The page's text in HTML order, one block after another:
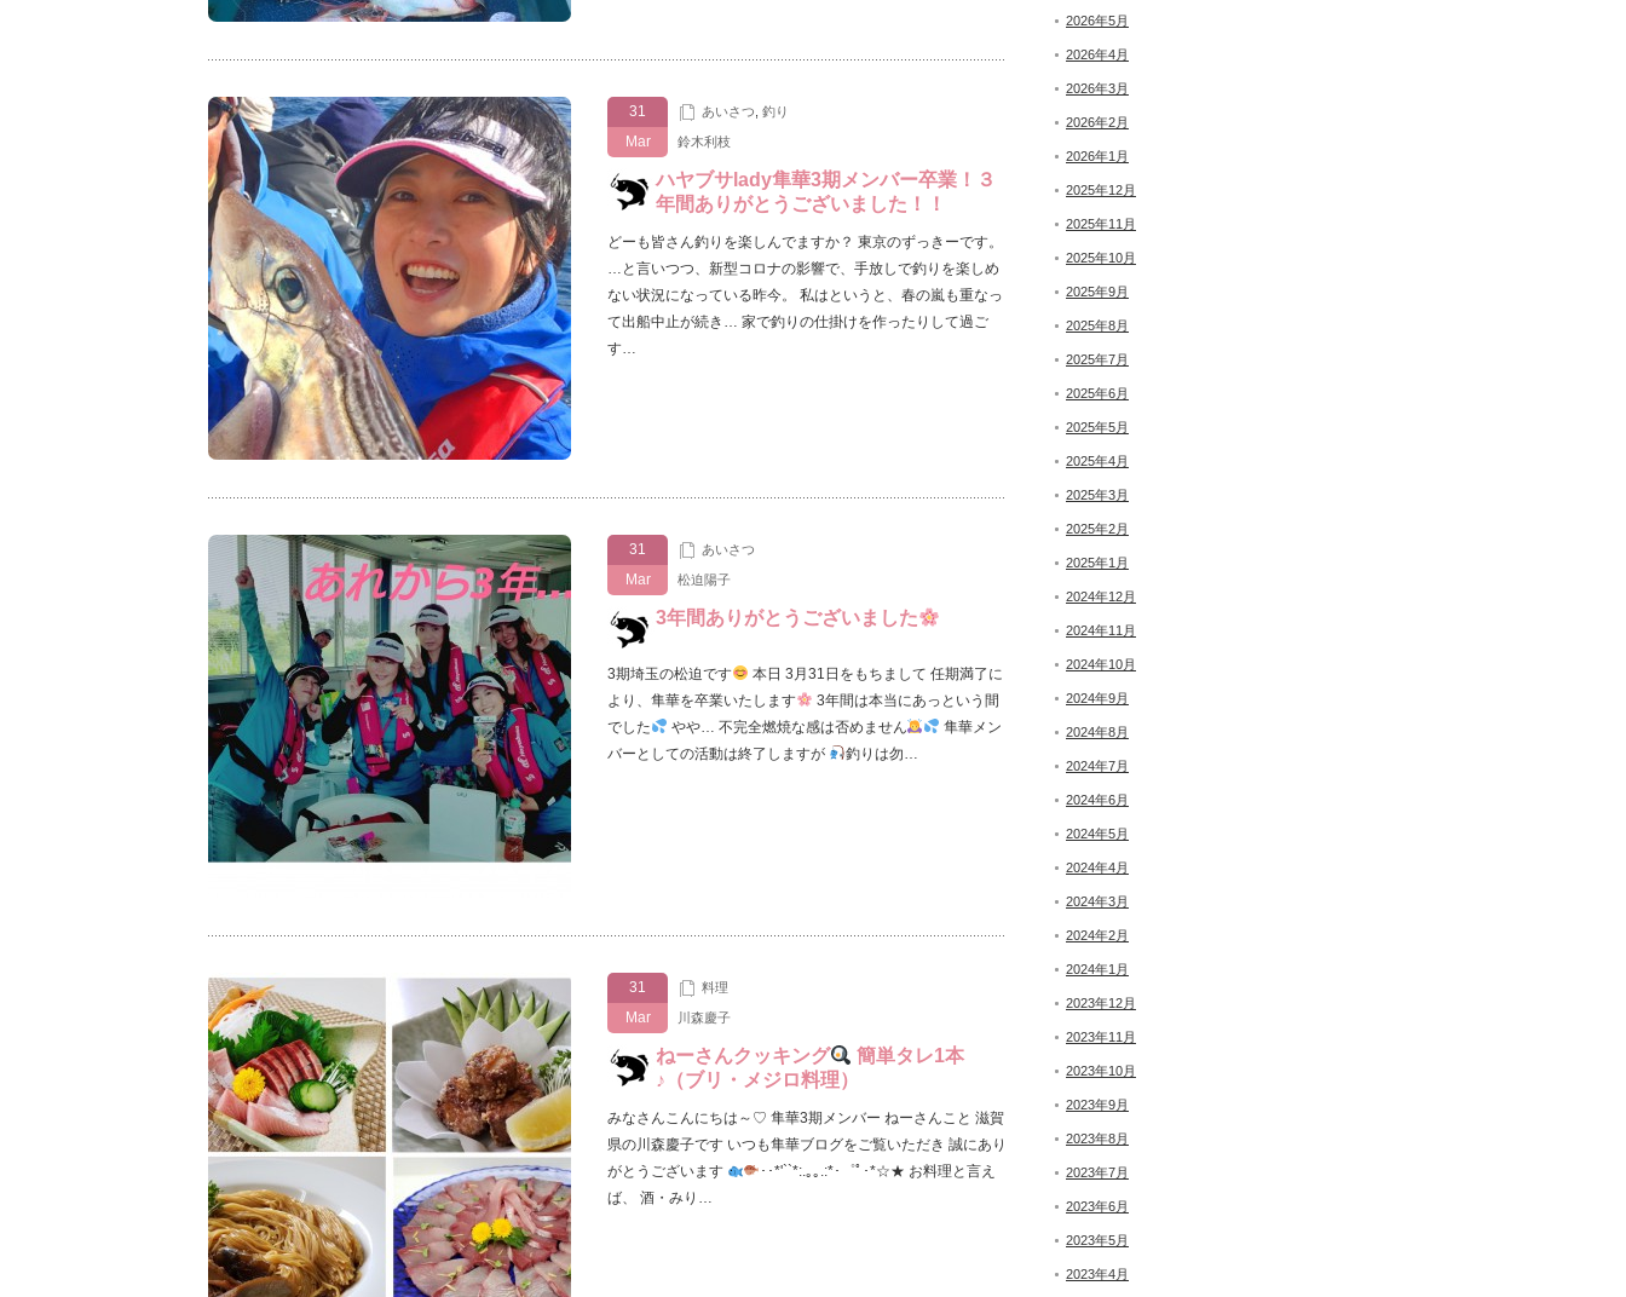
31
Mar
あいさつ 釣り
鈴木利枝
ハヤブサlady隼華3期メンバー卒業！３
年間ありがとうございました！！
どーも皆さん釣りを楽しんでますか？ 東京のずっきーです。
…と言いつつ、新型コロナの影響で、手放しで釣りを楽しめ
ない状況になっている昨今。 私はというと、春の嵐も重なっ
て出船中止が続き… 家で釣りの仕掛けを作ったりして過ご
す…
31
Mar
あいさつ
松迫陽子
3年間ありがとうございました
3期埼玉の松迫です
本日 3月31日をもちまして 任期満了に
より、隼華を卒業いたします
3年間は本当にあっという間
でした
やや… 不完全燃焼な感は否めません
隼華メン
バーとしての活動は終了しますが
釣りは勿…
31
Mar
料理
川森慶子
ねーさんクッキング
簡単タレ1本
♪（ブリ・メジロ料理）
みなさんこんにちは～♡ 隼華3期メンバー ねーさんこと 滋賀
県の川森慶子です いつも隼華ブログをご覧いただき 誠にあり
がとうございます
･･*'``*:.｡｡.:*･゜ﾟ･*☆★ お料理と言え
ば、 酒・みり…
2026年5月
2026年4月
2026年3月
2026年2月
2026年1月
2025年12月
2025年11月
2025年10月
2025年9月
2025年8月
2025年7月
2025年6月
2025年5月
2025年4月
2025年3月
2025年2月
2025年1月
2024年12月
2024年11月
2024年10月
2024年9月
2024年8月
2024年7月
2024年6月
2024年5月
2024年4月
2024年3月
2024年2月
2024年1月
2023年12月
2023年11月
2023年10月
2023年9月
2023年8月
2023年7月
2023年6月
2023年5月
2023年4月